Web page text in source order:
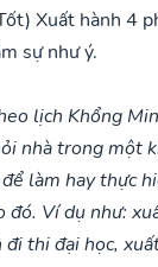
Xuất hành 4
sự như ý.
lịch Khổng
nhà trong một
làm hay thực
đó. Ví dụ như:
đi thi đại học,